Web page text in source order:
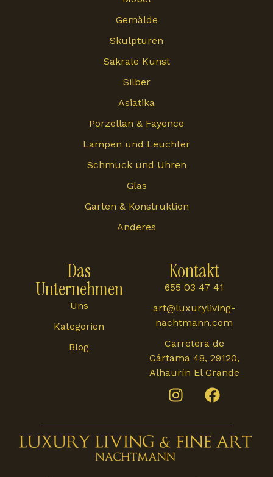
Das
Unternehmen
Uns
Kategorien
Blog
Kontakt
655 03 47 41
art@luxuryliving-
nachtmann.com
Carretera de
Cártama 48, 29120,
Alhaurín El Grande
Gemälde
Skulpturen
Sakrale Kunst
Silber
Asiatika
Porzellan & Fayence
Lampen und Leuchter
Schmuck und Uhren
Glas
Garten & Konstruktion
Anderes